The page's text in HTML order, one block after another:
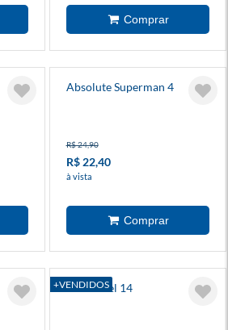
Absolute Superman 4
R$ 24,90
R$ 22,40
à vista
+VENDIDOS
Invencível 14